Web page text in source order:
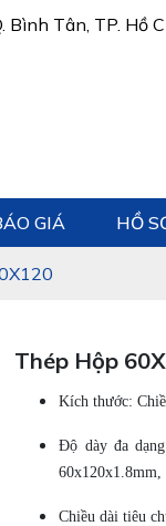
Bình Tân, TP. Hồ
GIÁ HỒ
Thép Hộp
Kích thước:
Độ dày đa
60x120x1.8mm,
Chiều dài tiêu